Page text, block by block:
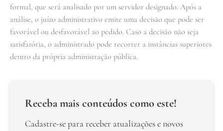
formal, que será analisado por um servidor designado. Após a
análise, o juízo administrativo emite uma decisão que pode ser
favorável ou desfavorável ao pedido. Caso a decisão não seja
satisfatória, o administrado pode recorrer a instâncias superiores
dentro da própria administração pública.
Receba mais conteúdos como este!
Cadastre-se para receber atualizações e novos